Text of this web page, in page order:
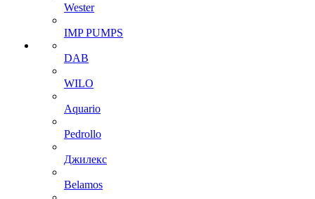
Wester
IMP PUMPS
DAB
WILO
Aquario
Pedrollo
Джилекс
Belamos